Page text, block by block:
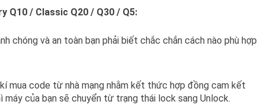
Q10 / Classic Q20 / Q30 / Q5:
chóng và an toàn bạn phải biết chắc chắn cách nào phù hợp
mua code từ nhà mạng nhằm kết thức hợp đồng cam kết
máy của bạn sẽ chuyển từ trạng thái lock sang Unlock.